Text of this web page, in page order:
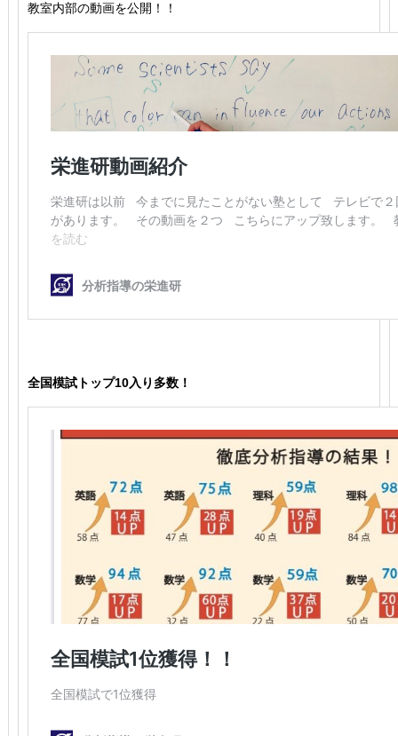
教室内部の動画を公開！！
全国模試トップ10入り多数！